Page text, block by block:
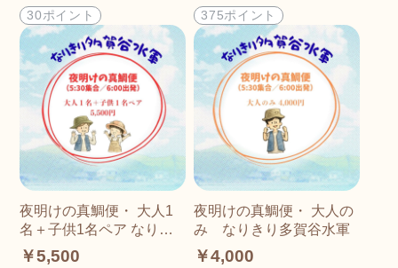
30ポイント 375ポイント
夜明けの真鯛便・ 大人1
名＋子供1名ペア なりき
り多賀谷水軍
￥5,500
夜明けの真鯛便・ 大人の
み なりきり多賀谷水軍
￥4,000